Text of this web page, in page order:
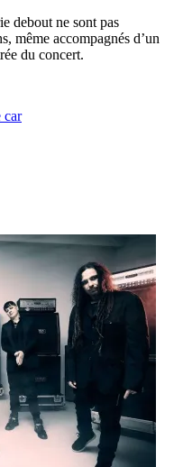
debout ne sont pas
même accompagnés d’un
du concert.
car